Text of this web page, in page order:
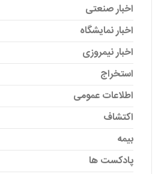
اخبار صنعتی
اخبار نمایشگاه
اخبار نیمروزی
استخراج
اطلاعات عمومی
اکتشاف
بیمه
پادکست ها